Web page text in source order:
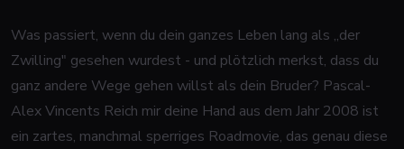
Was passiert, wenn du dein ganzes Leben lang als „der
Zwilling" gesehen wurdest - und plötzlich merkst, dass du
ganz andere Wege gehen willst als dein Bruder? Pascal-
Alex Vincents Reich mir deine Hand aus dem Jahr 2008 ist
ein zartes, manchmal sperriges Roadmovie, das genau diese